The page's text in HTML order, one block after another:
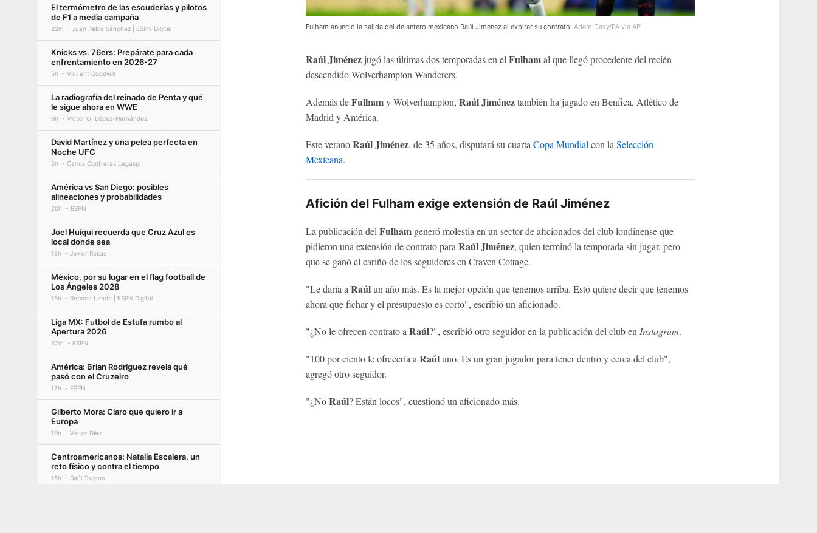
El termómetro de las escuderías y pilotos
de F1 a media campaña
22m Juan Pablo Sánchez | ESPN Digital
Knicks vs. 76ers: Prepárate para cada
enfrentamiento en 2026-27
5h Vincent Goodwill
La radiografía del reinado de Penta y qué
le sigue ahora en WWE
6h Víctor O. López-Hernández
David Martínez y una pelea perfecta en
Noche UFC
5h Carlos Contreras Legaspi
América vs San Diego: posibles
alineaciones y probabilidades
20h ESPN
Joel Huiqui recuerda que Cruz Azul es
local donde sea
18h Javier Rosas
México, por su lugar en el flag football de
Los Ángeles 2028
15h Rebeca Landa | ESPN Digital
Liga MX: Futbol de Estufa rumbo al
Apertura 2026
57m ESPN
América: Brian Rodríguez revela qué
pasó con el Cruzeiro
17h ESPN
Gilberto Mora: Claro que quiero ir a
Europa
19h Víctor Díaz
Centroamericanos: Natalia Escalera, un
reto físico y contra el tiempo
16h Saúl Trujano
Fulham anunció la salida del delantero mexicano Raúl Jiménez al expirar su contrato. Adam Davy/PA via AP
Raúl Jiménezjugó las últimas dos temporadas en elFulhamal que llegó procedente del recién
descendido Wolverhampton Wanderers.
Además deFulhamy Wolverhampton, Raúl Jiméneztambién ha jugado en Benfica, Atlético de
Madrid y América.
Este veranoRaúl Jiménez, de 35 años, disputará su cuartaCopa Mundialcon laSelección
Mexicana.
Afición del Fulham exige extensión de Raúl Jiménez
La publicación delFulhamgeneró molestia en un sector de aficionados del club londinense que
pidieron una extensión de contrato paraRaúl Jiménez, quien terminó la temporada sin jugar, pero
que se ganó el cariño de los seguidores en Craven Cottage.
"Le daría aRaúlun año más. Es la mejor opción que tenemos arriba. Esto quiere decir que tenemos
ahora que fichar y el presupuesto es corto", escribió un aficionado.
"¿No le ofrecen contrato aRaúl?", escribió otro seguidor en la publicación del club enInstagram.
"100 por ciento le ofrecería aRaúluno. Es un gran jugador para tener dentro y cerca del club",
agregó otro seguidor.
"¿NoRaúl? Están locos", cuestionó un aficionado más.